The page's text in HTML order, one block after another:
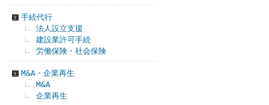
手続代行
法人設立支援
建設業許可手続
労働保険・社会保険
M&A・企業再生
M&A
企業再生